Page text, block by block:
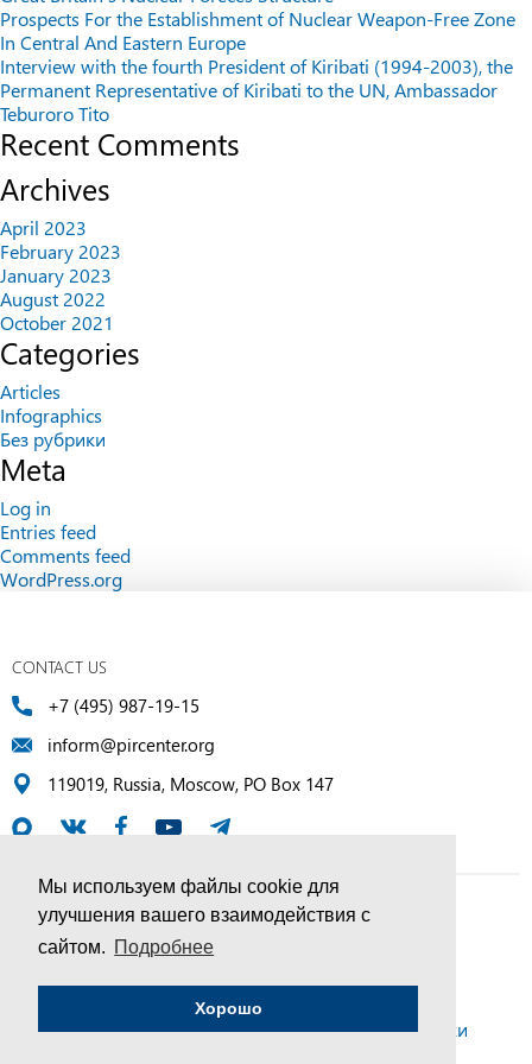
Мы используем файлы cookie для
улучшения вашего взаимодействия с
сайтом. Подробнее
Хорошо
Prospects For the Establishment of Nuclear Weapon-Free Zone
In Central And Eastern Europe
Interview with the fourth President of Kiribati (1994-2003), the
Permanent Representative of Kiribati to the UN, Ambassador
Teburoro Tito
Recent Comments
Archives
April 2023
February 2023
January 2023
August 2022
October 2021
Categories
Articles
Infographics
Без рубрики
Meta
Log in
Entries feed
Comments feed
WordPress.org
CONTACT US
+7 (495) 987-19-15
inform@pircenter.org
119019, Russia, Moscow, PO Box 147
© PIR Center, 1994–2025 | All Rights Reserved
Соглашение об обработке персональных данных
Политика конфиденциальности и условия обработки